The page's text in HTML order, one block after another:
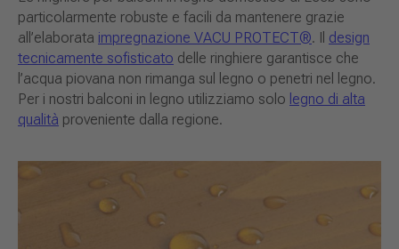
particolarmente robuste e facili da mantenere grazie
all’elaborata impregnazione VACU PROTECT®. Il design
tecnicamente sofisticato delle ringhiere garantisce che
l’acqua piovana non rimanga sul legno o penetri nel legno.
Per i nostri balconi in legno utilizziamo solo legno di alta
qualità proveniente dalla regione.